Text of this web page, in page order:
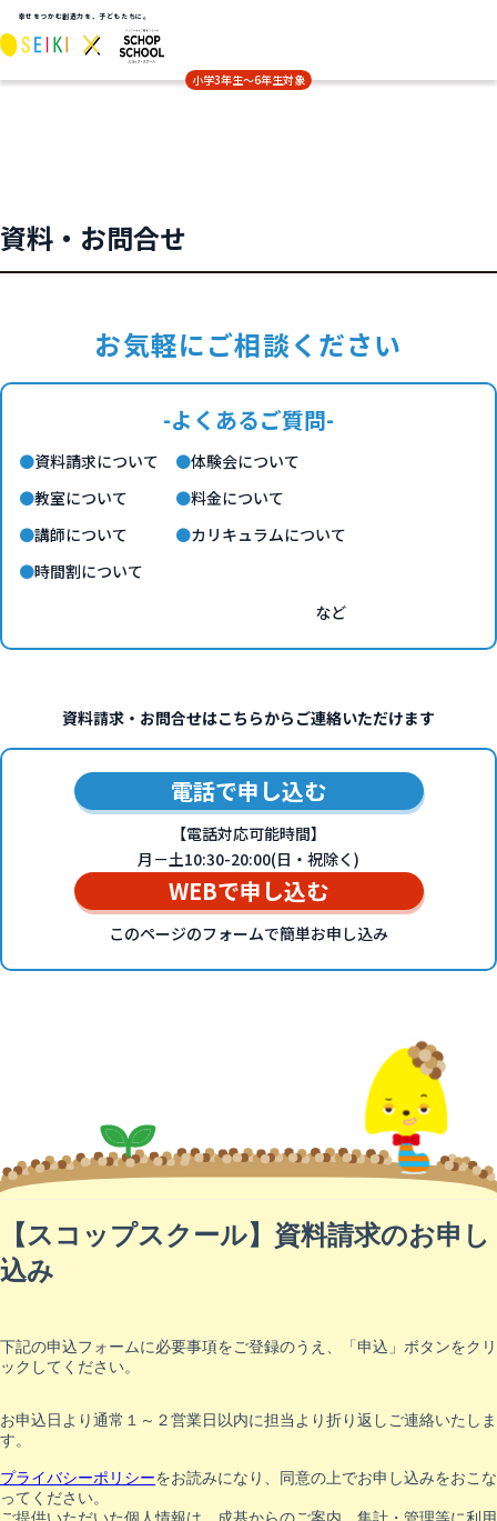
幸せをつかむ創造力を、子どもたちに。
小学3年生〜6年生対象
資料・お問合せ
お気軽にご相談ください
-よくあるご質問-
資料請求について
体験会について
教室について
料金について
講師について
カリキュラムについて
時間割について
など
資料請求・お問合せはこちらからご連絡いただけます
電話で申し込む
【電話対応可能時間】
月－土10:30-20:00(日・祝除く)
WEBで申し込む
このページのフォームで簡単お申し込み